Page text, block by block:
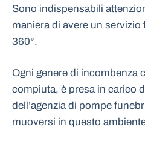
Sono indispensabili
maniera di avere un
360°.
Ogni genere di incombenza
compiuta, è presa in carico
dell’agenzia di pompe
muoversi in questo